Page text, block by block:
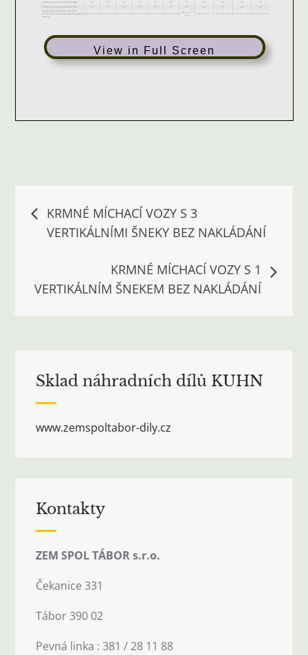
View in Full Screen
Navigace
pro
příspěvek
KRMNÉ MÍCHACÍ VOZY S 3
VERTIKÁLNÍMI ŠNEKY BEZ NAKLÁDÁNÍ
KRMNÉ MÍCHACÍ VOZY S 1
VERTIKÁLNÍM ŠNEKEM BEZ NAKLÁDÁNÍ
Sklad náhradních dílů KUHN
www.zemspoltabor-dily.cz
Kontakty
ZEM SPOL TÁBOR s.r.o.
Čekanice 331
Tábor 390 02
Pevná linka : 381 / 28 11 88